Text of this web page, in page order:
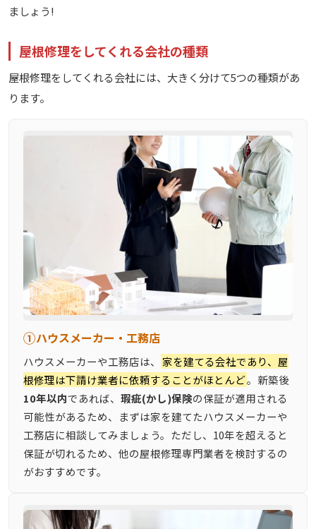
ましょう!
屋根修理をしてくれる会社の種類
屋根修理をしてくれる会社には、大きく分けて5つの種類があ
ります。
①ハウスメーカー・工務店
ハウスメーカーや工務店は、
家を建てる会社であり、屋
根修理は下請け業者に依頼することがほとんど。新築後
10年以内であれば、 瑕疵(かし)保険の保証が適用される
可能性があるため、まずは家を建てたハウスメーカーや
工務店に相談してみましょう。ただし、10年を超えると
保証が切れるため、他の屋根修理専門業者を検討するの
がおすすめです。